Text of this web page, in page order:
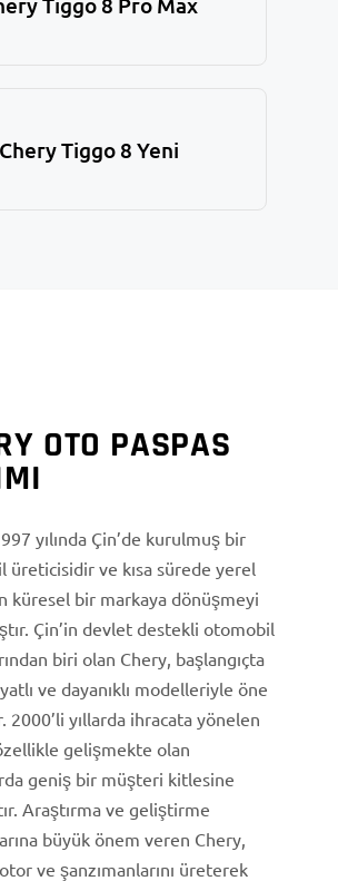
Chery Tiggo 8 Yeni
OTO PASPAS
yılında Çin’de kurulmuş bir
üreticisidir ve kısa sürede yerel
küresel bir markaya dönüşmeyi
Çin’in devlet destekli otomobil
biri olan Chery, başlangıçta
ve dayanıklı modelleriyle öne
2000’li yıllarda ihracata yönelen
gelişmekte olan
geniş bir müşteri kitlesine
Araştırma ve geliştirme
büyük önem veren Chery,
ve şanzımanlarını üreterek